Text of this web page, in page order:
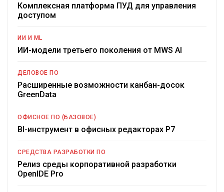
Комплексная платформа ПУД для управления
доступом
ИИ И ML
ИИ-модели третьего поколения от MWS AI
ДЕЛОВОЕ ПО
Расширенные возможности канбан-досок
GreenData
ОФИСНОЕ ПО (БАЗОВОЕ)
BI-инструмент в офисных редакторах Р7
СРЕДСТВА РАЗРАБОТКИ ПО
Релиз среды корпоративной разработки
OpenIDE Pro